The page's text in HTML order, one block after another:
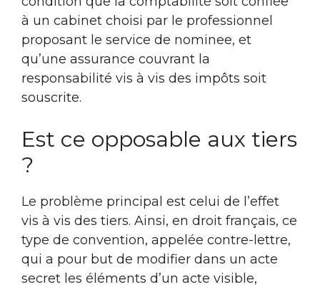
à un cabinet choisi par le professionnel
proposant le service de nominee, et
qu’une assurance couvrant la
responsabilité vis à vis des impôts soit
souscrite.
Est ce opposable aux tiers
?
Le problème principal est celui de l’effet
vis à vis des tiers. Ainsi, en droit français, ce
type de convention, appelée contre-lettre,
qui a pour but de modifier dans un acte
secret les éléments d’un acte visible,